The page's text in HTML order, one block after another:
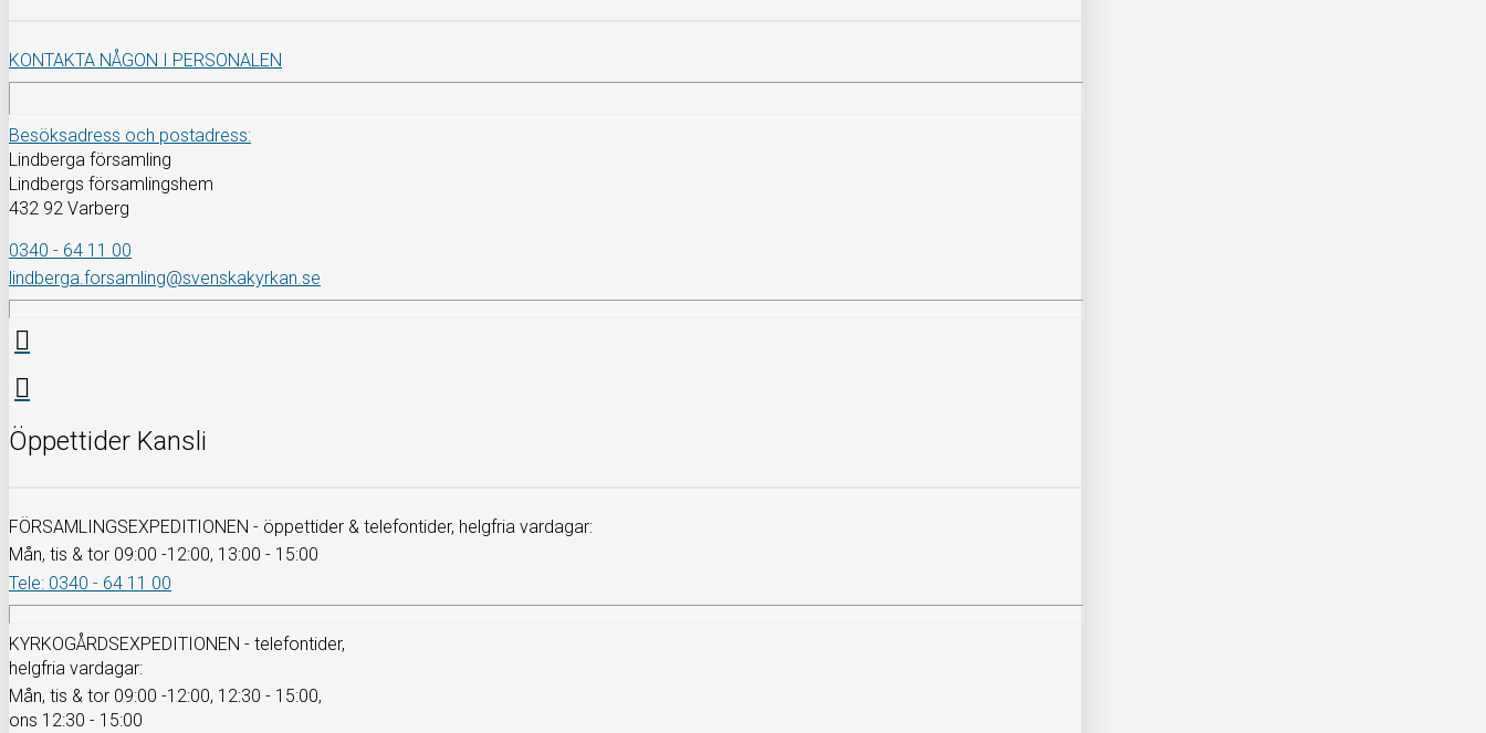
KONTAKTA NÅGON I PERSONALEN
Besöksadress och postadress:
Lindberga församling
Lindbergs församlingshem
432 92 Varberg
0340 - 64 11 00
lindberga.forsamling@svenskakyrkan.se
Öppettider Kansli
FÖRSAMLINGSEXPEDITIONEN - öppettider & telefontider, helgfria vardagar:
Mån, tis & tor 09:00 -12:00, 13:00 - 15:00
Tele: 0340 - 64 11 00
KYRKOGÅRDSEXPEDITIONEN - telefontider,
helgfria vardagar:
Mån, tis & tor 09:00 -12:00, 12:30 - 15:00,
ons 12:30 - 15:00